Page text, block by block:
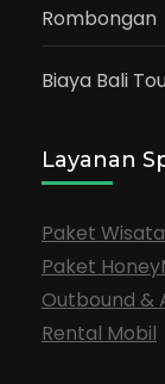
Rombongan
Biaya Bali
Layanan
Paket Wisata
Paket
Outbound &
Rental Mobil